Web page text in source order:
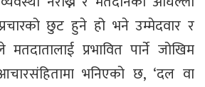
छुट हुने हो भने उम्मेदवार र
प्रभावित पार्ने जोखिम
भनिएको छ, ‘दल वा